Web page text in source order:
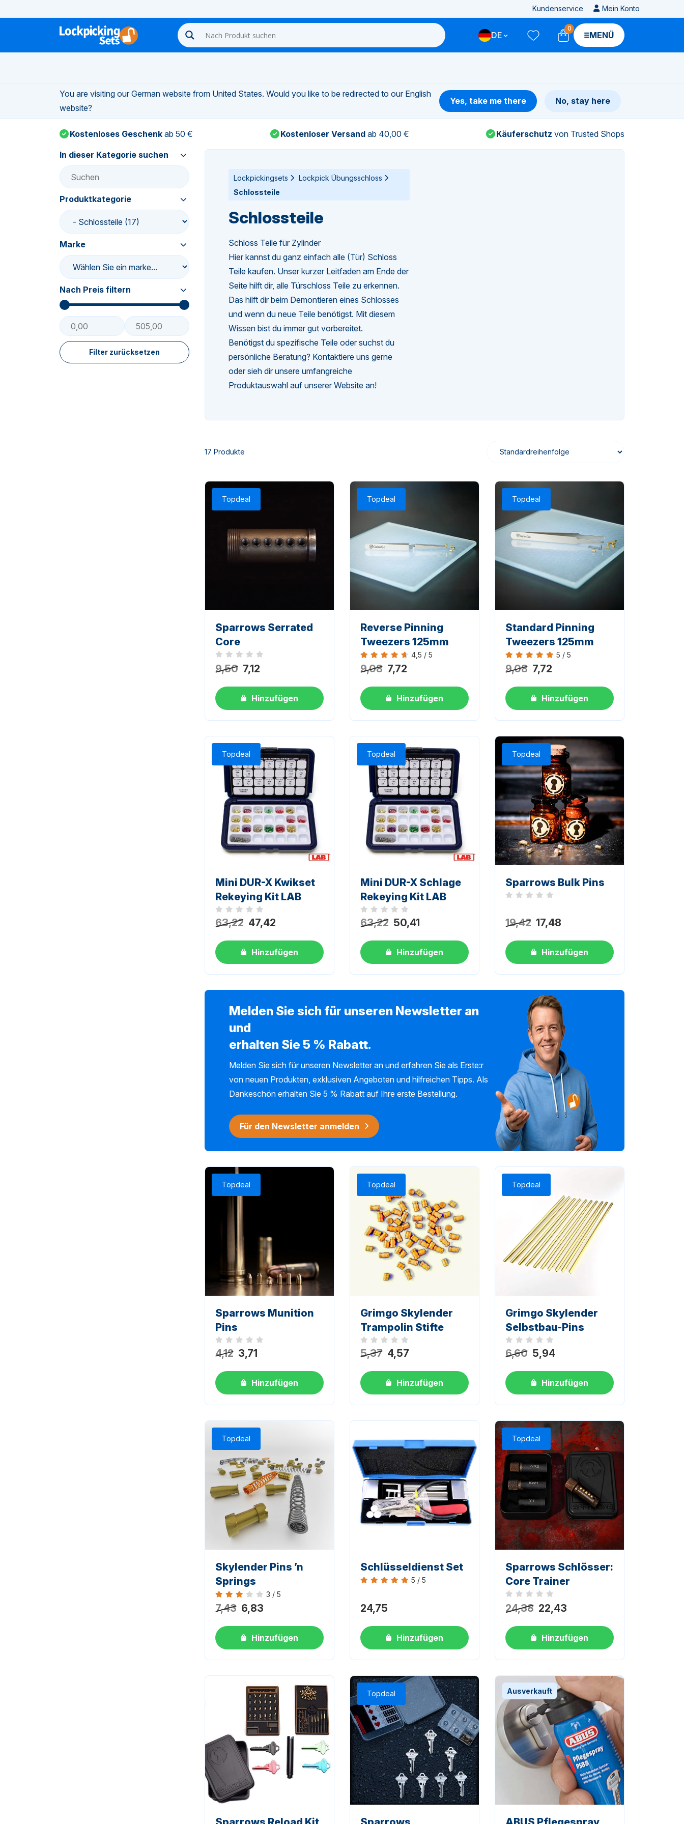
Kundenservice Mein Konto
DE
0
MENÜ
You are visiting our German website from United States. Would you like to be redirected to our English
website?
Yes, take me there No, stay here
Kostenloses Geschenk ab 50 € Kostenloser Versandab 40,00 € Käuferschutz von Trusted Shops
In dieser Kategorie suchen
Produktkategorie
Marke
Nach Preis filtern
Filter zurücksetzen
Lockpickingsets
Lockpick Übungsschloss
Schlossteile
Schlossteile
Schloss Teile für Zylinder
Hier kannst du ganz einfach alle (Tür) Schloss
Teile kaufen. Unser kurzer Leitfaden am Ende der
Seite hilft dir, alle Türschloss Teile zu erkennen.
Das hilft dir beim Demontieren eines Schlosses
und wenn du neue Teile benötigst. Mit diesem
Wissen bist du immer gut vorbereitet.
Benötigst du spezifische Teile oder suchst du
persönliche Beratung? Kontaktiere uns gerne
oder sieh dir unsere umfangreiche
Produktauswahl auf unserer Website an!
17 Produkte
Topdeal
Sparrows Serrated
Core
Noch keine Bewertungen
9,50 7,12
Hinzufügen
Topdeal
Reverse Pinning
Tweezers 125mm
Bewertung 4,5 von 5
4,5 / 5
9,08 7,72
Hinzufügen
Topdeal
Standard Pinning
Tweezers 125mm
Bewertung 5 von 5
5 / 5
9,08 7,72
Hinzufügen
Topdeal
Mini DUR-X Kwikset
Rekeying Kit LAB
Noch keine Bewertungen
63,22 47,42
Hinzufügen
Topdeal
Mini DUR-X Schlage
Rekeying Kit LAB
Noch keine Bewertungen
63,22 50,41
Hinzufügen
Topdeal
Sparrows Bulk Pins
Noch keine Bewertungen
19,42 17,48
Hinzufügen
Melden Sie sich für unseren Newsletter an
und
erhalten Sie 5 % Rabatt.
Melden Sie sich für unseren Newsletter an und erfahren Sie als Erste:r
von neuen Produkten, exklusiven Angeboten und hilfreichen Tipps. Als
Dankeschön erhalten Sie 5 % Rabatt auf Ihre erste Bestellung.
Für den Newsletter anmelden
Topdeal
Sparrows Munition
Pins
Noch keine Bewertungen
4,12 3,71
Hinzufügen
Topdeal
Grimgo Skylender
Trampolin Stifte
Noch keine Bewertungen
5,37 4,57
Hinzufügen
Topdeal
Grimgo Skylender
Selbstbau-Pins
Noch keine Bewertungen
6,60 5,94
Hinzufügen
Topdeal
Skylender Pins ’n
Springs
Bewertung 3 von 5
3 / 5
7,43 6,83
Hinzufügen
Schlüsseldienst Set
Bewertung 5 von 5
5 / 5
24,75
Hinzufügen
Topdeal
Sparrows Schlösser:
Core Trainer
Noch keine Bewertungen
24,38 22,43
Hinzufügen
Topdeal Ausverkauft